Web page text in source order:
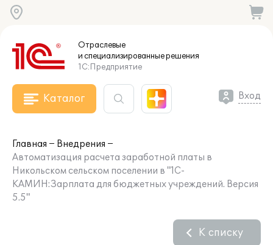
Отраслевые
и специализированныерешения
1С:Предприятие
Каталог Вход
Главная
Внедрения
Автоматизация расчета заработной платы в
Никольском сельском поселении в "1С-
КАМИН:Зарплата для бюджетных учреждений. Версия
5.5"
К списку